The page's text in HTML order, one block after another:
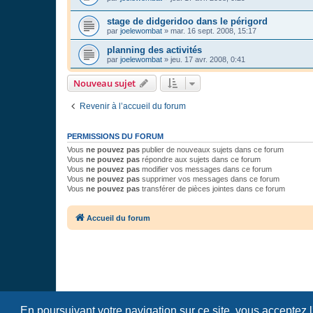
En poursuivant votre navigation sur ce site, vous
stage de didgeridoo dans le périgord
par joelewombat » mar. 16 sept. 2008, 15:17
planning des activités
par joelewombat » jeu. 17 avr. 2008, 0:41
Nouveau sujet
Revenir à l’accueil du forum
PERMISSIONS DU FORUM
Vous ne pouvez pas publier de nouveaux sujets dans ce forum
Vous ne pouvez pas répondre aux sujets dans ce forum
Vous ne pouvez pas modifier vos messages dans ce forum
Vous ne pouvez pas supprimer vos messages dans ce forum
Vous ne pouvez pas transférer de pièces jointes dans ce forum
Accueil du forum